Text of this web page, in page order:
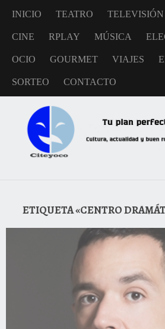
INICIO TEATRO TELEVISIÓN
CINE RPLAY MÚSICA
OCIO GOURMET VIAJES
SORTEO CONTACTO
ETIQUETA «CENTRO